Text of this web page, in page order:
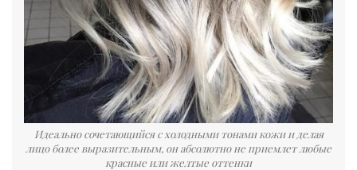
Идеально сочетающийся с холодными тонами кожи и делая
лицо более выразительным, он абсолютно не приемлет любые
красные или желтые оттенки